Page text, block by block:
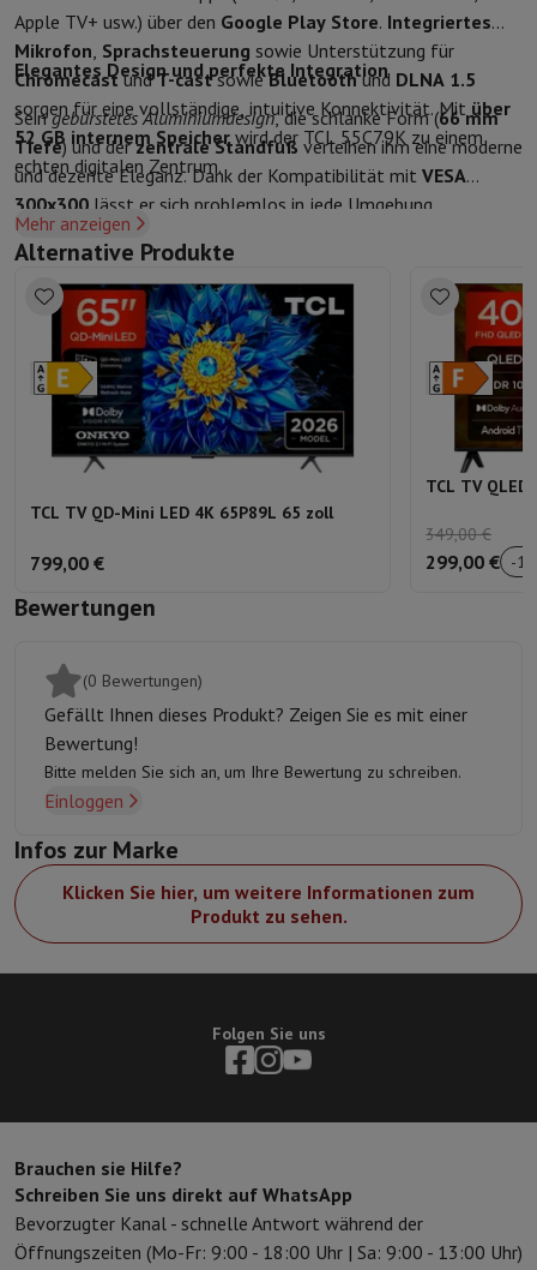
Apple TV+ usw.) über den Google Play Store. Integriertes
Mikrofon, Sprachsteuerung sowie Unterstützung für
ChromecastundT-castsowieBluetoothund DLNA 1.5
sorgen für eine vollständige, intuitive Konnektivität. Mit über
52 GB internem Speicher wird der TCL 55C79K zu einem
echten digitalen Zentrum.
Elegantes Design und perfekte Integration
Seingebürstetes Aluminiumdesign, die schlanke Form (66 mm
Tiefe) und derzentrale Standfuß verleihen ihm eine moderne
und dezente Eleganz. Dank der Kompatibilität mit VESA
300x300 lässt er sich problemlos in jede Umgebung
integrieren. Mit einem Gewicht von nur
Standfußeignet er sich ideal für die Wandmontage.
Mehr anzeigen
Alternative Produkte
TCL TV QD-Mini LED 4K 65P89L 65 zoll
799,00 €
TCL TV
349,00 €
299,00 € -14
Bewertungen
(0 Bewertungen)
Gefällt Ihnen dieses Produkt? Zeigen Sie es mit einer
Bewertung!
Bitte melden Sie sich an, um Ihre Bewertung zu schreiben.
Einloggen
Infos zur Marke
Klicken Sie hier, um weitere Informationen zum
Produkt zu sehen.
Folgen Sie uns
Brauchen sie Hilfe?
Schreiben Sie uns direkt auf WhatsApp
Bevorzugter Kanal - schnelle Antwort während der
Öffnungszeiten (Mo-Fr: 9:00 - 18:00 Uhr | Sa: 9:00 - 13:00 Uhr)